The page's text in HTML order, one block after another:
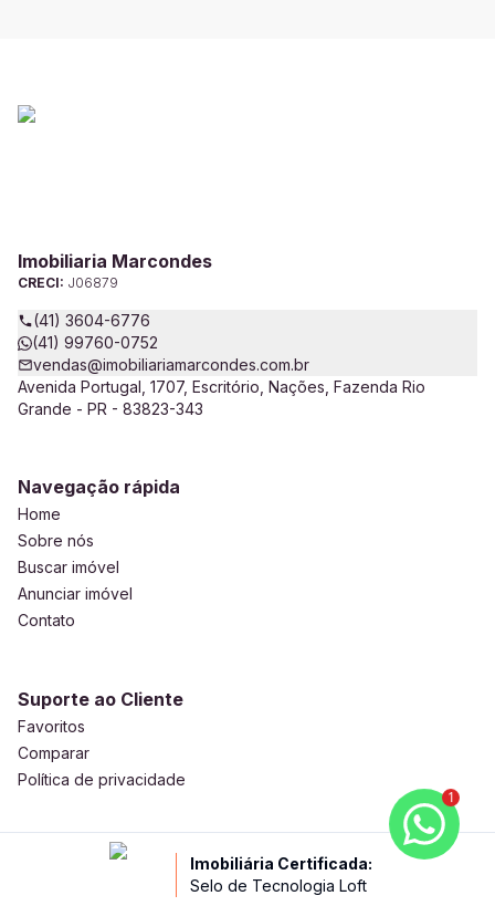
Imobiliaria Marcondes
CRECI: J06879
(41) 3604-6776
(41) 99760-0752
vendas@imobiliariamarcondes.com.br
Avenida Portugal, 1707, Escritório, Nações, Fazenda Rio
Grande - PR - 83823-343
Navegação rápida
Home
Sobre nós
Buscar imóvel
Anunciar imóvel
Contato
Suporte ao Cliente
Favoritos
Comparar
Política de privacidade
Imobiliária Certificada:
Selo de Tecnologia Loft
1